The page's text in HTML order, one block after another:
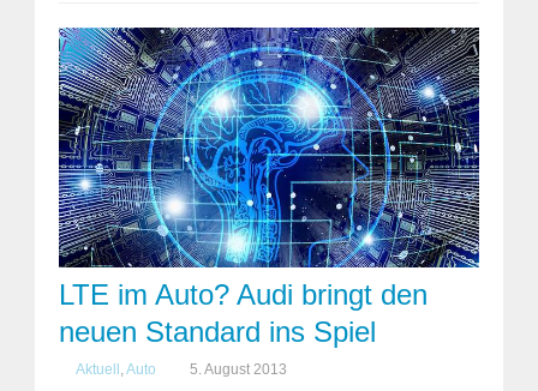
LTE im Auto? Audi bringt den
neuen Standard ins Spiel
Aktuell ,Auto 5. August 2013